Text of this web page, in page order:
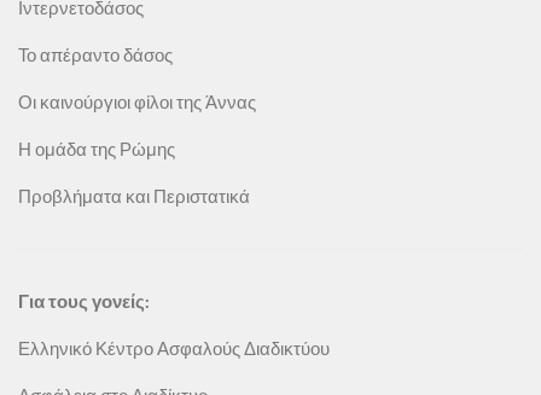
Ιντερνετοδάσος
Το απέραντο δάσος
Οι καινούργιοι φίλοι της Άννας
Η ομάδα της Ρώμης
Προβλήματα και Περιστατικά
Για τους γονείς:
Ελληνικό Κέντρο Ασφαλούς Διαδικτύου